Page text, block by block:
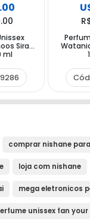
Siraj
ml
comprar nishane
loja com nishane
mega eletronicos
unissex fan your